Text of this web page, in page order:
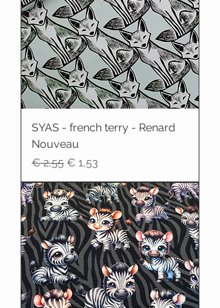
SYAS - french terry - Renard
Nouveau
Normale prijs
€ 2,55 Verkoopprijs
€ 1,53